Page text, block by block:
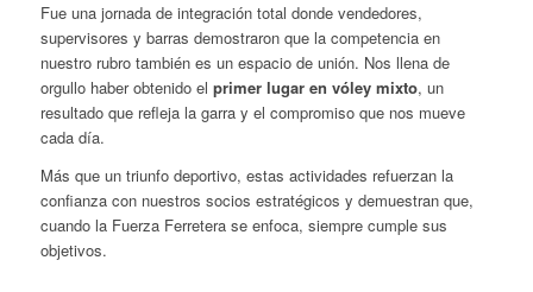
Fue una jornada de integración total donde vendedores,
supervisores y barras demostraron que la competencia en
nuestro rubro también es un espacio de unión. Nos llena de
orgullo haber obtenido el primer lugar en vóley mixto, un
resultado que refleja la garra y el compromiso que nos mueve
cada día.
Más que un triunfo deportivo, estas actividades refuerzan la
confianza con nuestros socios estratégicos y demuestran que,
cuando la Fuerza Ferretera se enfoca, siempre cumple sus
objetivos.